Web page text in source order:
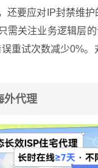
还要应对IP封禁维
需关注业务逻辑层
重试次数减少0%
外代理